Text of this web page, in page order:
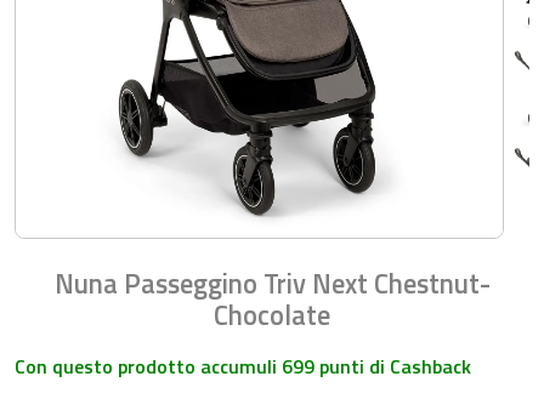
Nuna Passeggino Triv Next Chestnut-
Chocolate
Con questo prodotto accumuli 699 punti di Cashback